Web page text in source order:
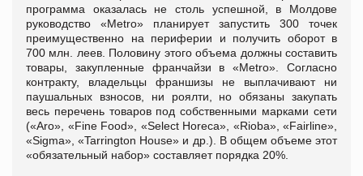
программа оказалась не столь успешной, в Молдове
руководство «Metro» планирует запустить 300 точек
преимущественно на периферии и получить оборот в
700 млн. леев. Половину этого объема должны составить
товары, закупленные франчайзи в «Metro». Согласно
контракту, владельцы франшизы не выплачивают ни
паушальных взносов, ни роялти, но обязаны закупать
весь перечень товаров под собственными марками сети
(«Aro», «Fine Food», «Select Horeca», «Rioba», «Fairline»,
«Sigma», «Tarrington House» и др.). В общем объеме этот
«обязательный набор» составляет порядка 20%.